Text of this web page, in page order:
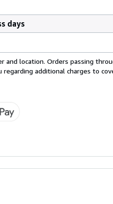
days
and location. Orders passing
additional charges to